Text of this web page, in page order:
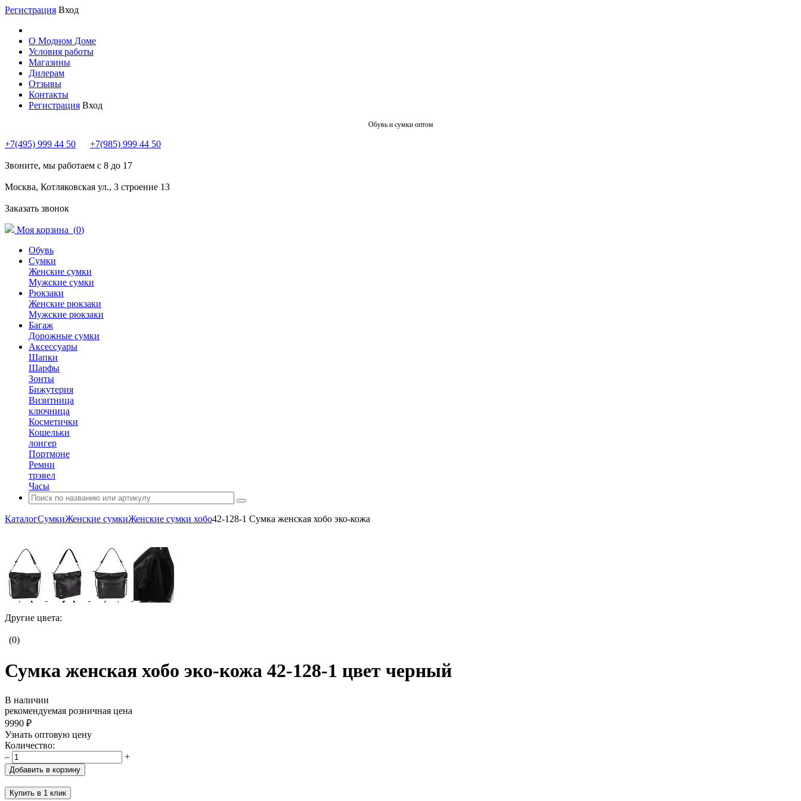
Регистрация Вход
О Модном Доме
Условия работы
Магазины
Дилерам
Отзывы
Контакты
Регистрация Вход
Обувь и сумки оптом
+7(495) 999 44 50 +7(985) 999 44 50
Звоните, мы работаем с 8 до 17
Москва, Котляковская ул., 3 строение 13
Заказать звонок
Моя корзина (0)
Обувь
Сумки
Женские сумки
Мужские сумки
Рюкзаки
Женские рюкзаки
Мужские рюкзаки
Багаж
Дорожные сумки
Аксессуары
Шапки
Шарфы
Зонты
Бижутерия
Визитница
ключница
Косметички
Кошельки
лонгер
Портмоне
Ремни
трэвел
Часы
КаталогСумкиЖенские сумкиЖенские сумки хобо42-128-1 Сумка женская хобо эко-кожа
Другие цвета:
(0)
Сумка женская хобо эко-кожа 42-128-1 цвет черный
В наличии
рекомендуемая розничная цена
9990 ₽
Узнать оптовую цену
Количество:
–
+
Добавить в корзину
Купить в 1 клик